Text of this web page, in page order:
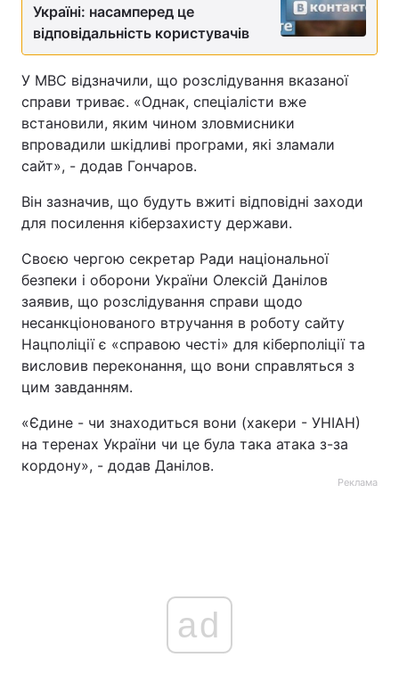
Україні: насамперед це
відповідальність користувачів
У МВС відзначили, що розслідування вказаної
справи триває. «Однак, спеціалісти вже
встановили, яким чином зловмисники
впровадили шкідливі програми, які зламали
сайт», - додав Гончаров.
Він зазначив, що будуть вжиті відповідні заходи
для посилення кіберзахисту держави.
Своєю чергою секретар Ради національної
безпеки і оборони України Олексій Данілов
заявив, що розслідування справи щодо
несанкціонованого втручання в роботу сайту
Нацполіції є «справою честі» для кіберполіції та
висловив переконання, що вони справляться з
цим завданням.
«Єдине - чи знаходиться вони (хакери - УНІАН)
на теренах України чи це була така атака з-за
кордону», - додав Данілов.
Реклама
ad